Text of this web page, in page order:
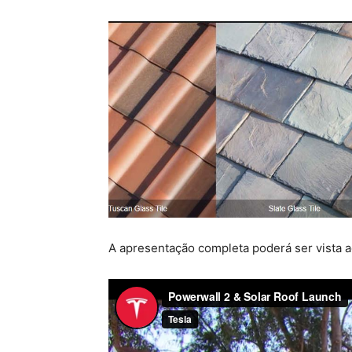
A apresentação completa poderá ser vista